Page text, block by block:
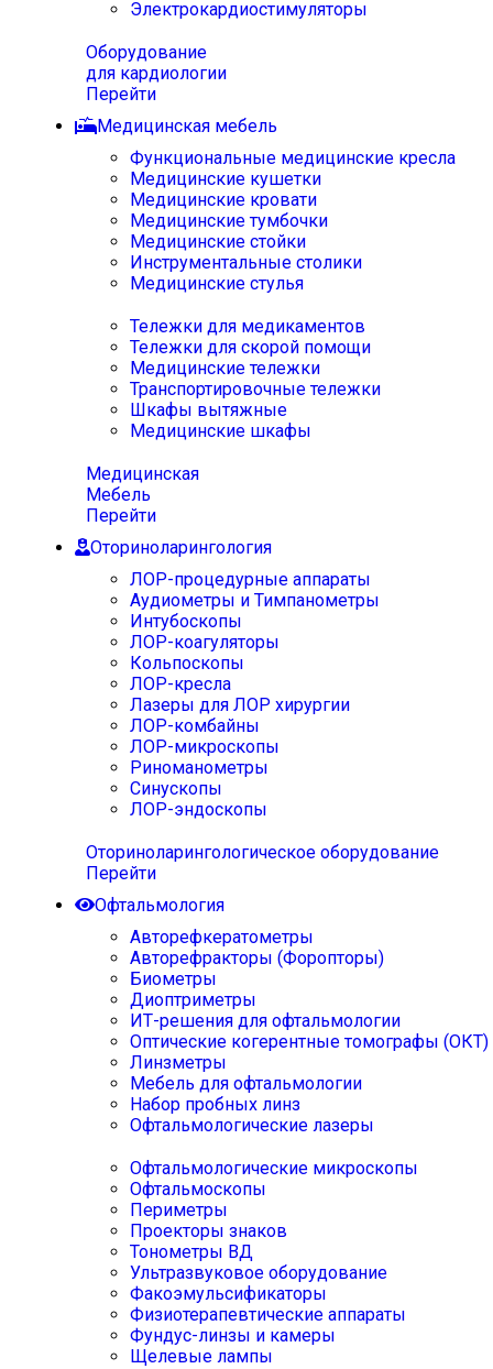
Электрокардиостимуляторы
Оборудование
для кардиологии
Перейти
Медицинская мебель
Функциональные медицинские кресла
Медицинские кушетки
Медицинские кровати
Медицинские тумбочки
Медицинские стойки
Инструментальные столики
Медицинские стулья
Тележки для медикаментов
Тележки для скорой помощи
Медицинские тележки
Транспортировочные тележки
Шкафы вытяжные
Медицинские шкафы
Медицинская
Мебель
Перейти
Оториноларингология
ЛОР-процедурные аппараты
Аудиометры и Тимпанометры
Интубоскопы
ЛОР-коагуляторы
Кольпоскопы
ЛОР-кресла
Лазеры для ЛОР хирургии
ЛОР-комбайны
ЛОР-микроскопы
Риноманометры
Синускопы
ЛОР-эндоскопы
Оториноларингологическое оборудование
Перейти
Офтальмология
Авторефкератометры
Авторефракторы (Форопторы)
Биометры
Диоптриметры
ИТ-решения для офтальмологии
Оптические когерентные томографы (ОКТ)
Линзметры
Мебель для офтальмологии
Набор пробных линз
Офтальмологические лазеры
Офтальмологические микроскопы
Офтальмоскопы
Периметры
Проекторы знаков
Тонометры ВД
Ультразвуковое оборудование
Факоэмульсификаторы
Физиотерапевтические аппараты
Фундус-линзы и камеры
Щелевые лампы